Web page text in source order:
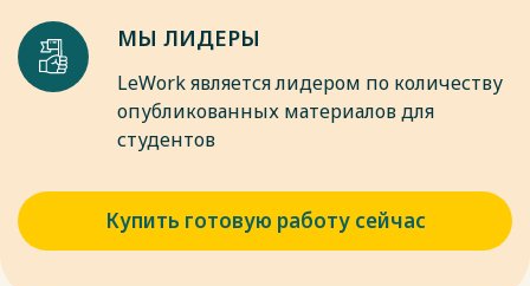
МЫ ЛИДЕРЫ
LeWork является лидером по количеству
опубликованных материалов для
студентов
Купить готовую работу сейчас